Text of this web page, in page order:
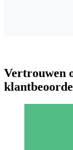
Vertrouwen